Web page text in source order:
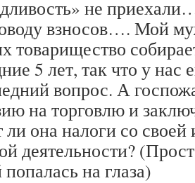
не
взносов…. Мой
товарищество
5 лет, так что у нас
вопрос. А
на торговлю и
ли она налоги со
деятельности?
на глаза)